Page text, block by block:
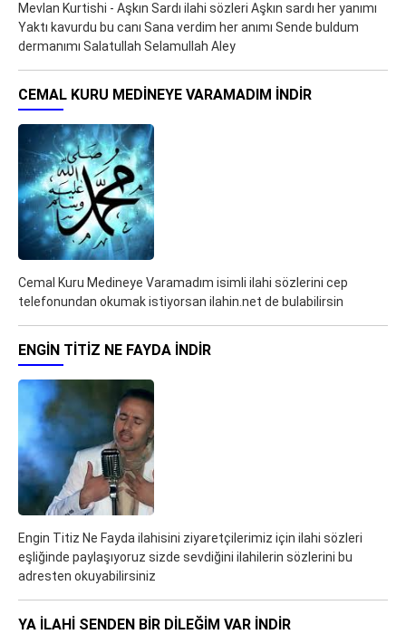
Mevlan Kurtishi - Aşkın Sardı ilahi sözleri Aşkın sardı her yanımı
Yaktı kavurdu bu canı Sana verdim her anımı Sende buldum
dermanımı Salatullah Selamullah Aley
CEMAL KURU MEDINEYE VARAMADIM İNDIR
Cemal Kuru Medineye Varamadım isimli ilahi sözlerini cep
telefonundan okumak istiyorsan ilahin.net de bulabilirsin
ENGIN TITIZ NE FAYDA İNDIR
Engin Titiz Ne Fayda ilahisini ziyaretçilerimiz için ilahi sözleri
eşliğinde paylaşıyoruz sizde sevdiğini ilahilerin sözlerini bu
adresten okuyabilirsiniz
YA ILAHI SENDEN BIR DILEĞIM VAR İNDIR